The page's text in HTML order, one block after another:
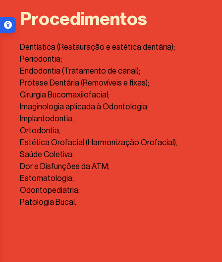
menu
Menu de acessibilidade
Procedimentos
Dentística (Restauração e estética dentária);
Periodontia;
Endodontia (Tratamento de canal);
Prótese Dentária (Removíveis e fixas);
Cirurgia Bucomaxilofacial;
Imaginologia aplicada à Odontologia;
Implantodontia;
Ortodontia;
Estética Orofacial (Harmonização Orofacial);
Saúde Coletiva;
Dor e Disfunções da ATM;
Estomatologia;
Odontopediatria;
Patologia Bucal.